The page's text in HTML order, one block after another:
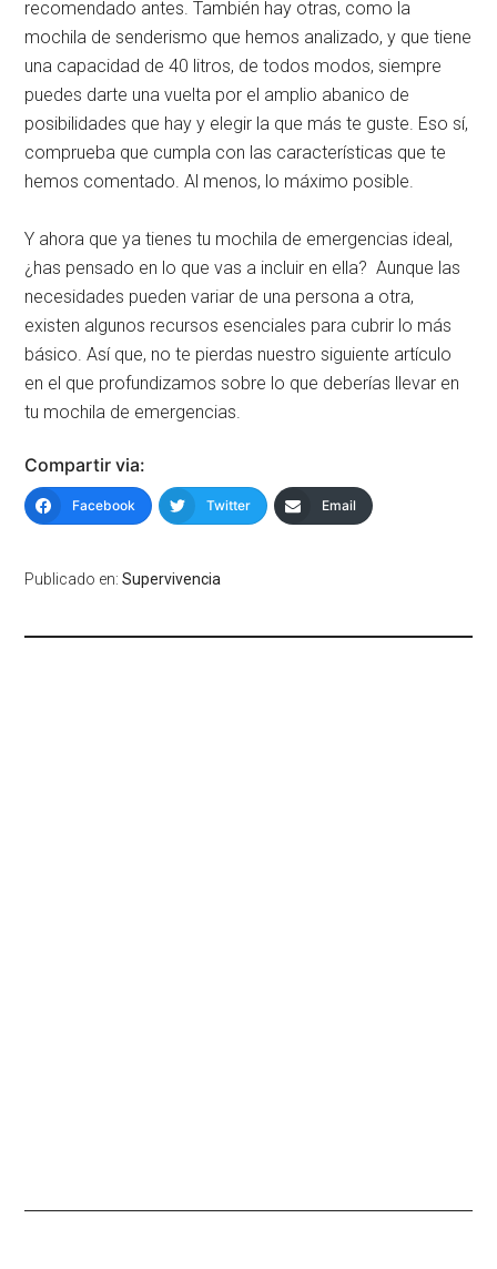
recomendado antes. También hay otras, como la
mochila de senderismo que hemos analizado, y que tiene
una capacidad de 40 litros, de todos modos, siempre
puedes darte una vuelta por el amplio abanico de
posibilidades que hay y elegir la que más te guste. Eso sí,
comprueba que cumpla con las características que te
hemos comentado. Al menos, lo máximo posible.
Y ahora que ya tienes tu mochila de emergencias ideal,
¿has pensado en lo que vas a incluir en ella? Aunque las
necesidades pueden variar de una persona a otra,
existen algunos recursos esenciales para cubrir lo más
básico. Así que, no te pierdas nuestro siguiente artículo
en el que profundizamos sobre lo que deberías llevar en
tu mochila de emergencias.
Compartir via:
Facebook Twitter Email
Publicado en:Supervivencia